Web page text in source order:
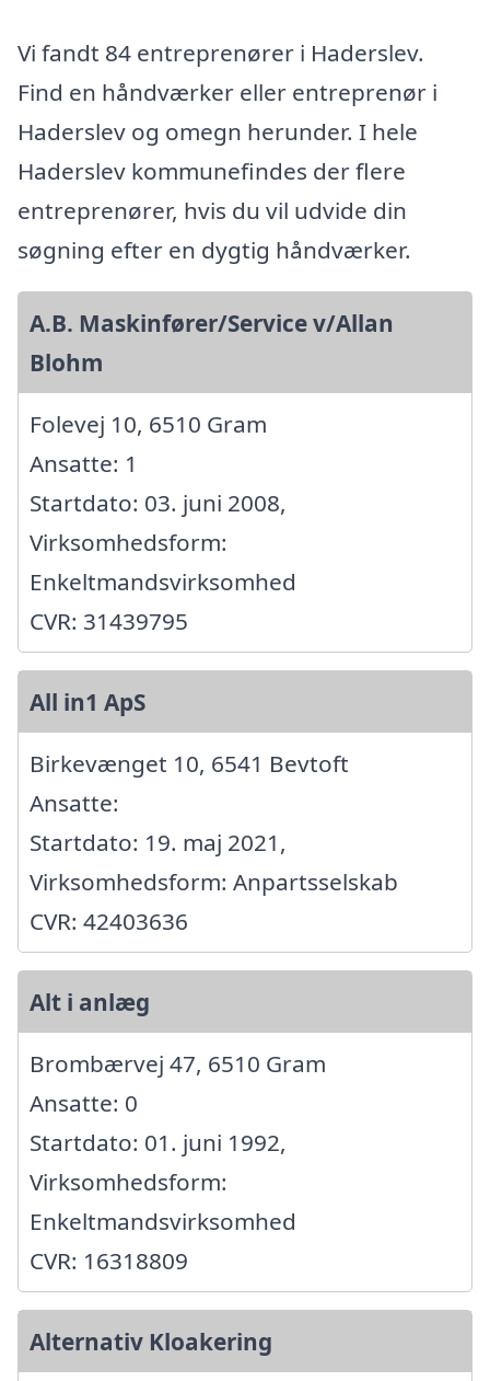
Vi fandt 84 entreprenører i Haderslev.
Find en håndværker eller entreprenør i
Haderslev og omegn herunder. I hele
Haderslev kommunefindes der flere
entreprenører, hvis du vil udvide din
søgning efter en dygtig håndværker.
A.B. Maskinfører/Service v/Allan
Blohm
Folevej 10, 6510 Gram
Ansatte: 1
Startdato: 03. juni 2008,
Virksomhedsform:
Enkeltmandsvirksomhed
CVR: 31439795
All in1 ApS
Birkevænget 10, 6541 Bevtoft
Ansatte:
Startdato: 19. maj 2021,
Virksomhedsform: Anpartsselskab
CVR: 42403636
Alt i anlæg
Brombærvej 47, 6510 Gram
Ansatte: 0
Startdato: 01. juni 1992,
Virksomhedsform:
Enkeltmandsvirksomhed
CVR: 16318809
Alternativ Kloakering